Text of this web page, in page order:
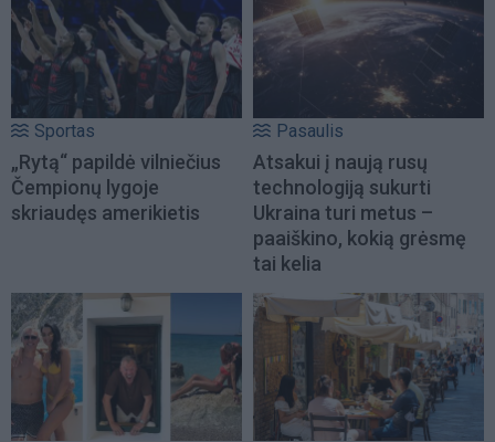
Sportas
„Rytą“ papildė vilniečius
Čempionų lygoje
skriaudęs amerikietis
Pasaulis
Atsakui į naują rusų
technologiją sukurti
Ukraina turi metus –
paaiškino, kokią grėsmę
tai kelia